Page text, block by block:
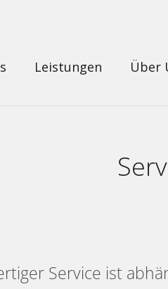
Leistungen Über
Service ist